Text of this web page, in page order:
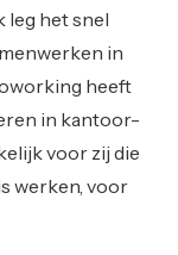
leg het snel
in
heeft
in kantoor-
voor zij die
werken, voor